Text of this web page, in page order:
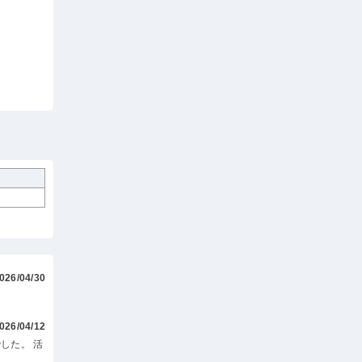
04/30
04/12
た。 活